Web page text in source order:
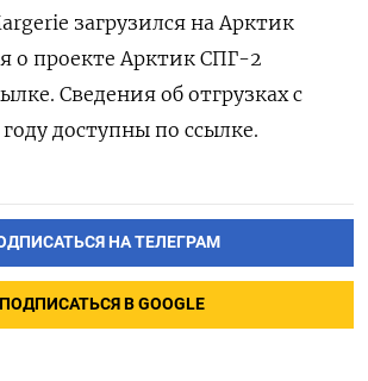
загрузился на Арктик
о проекте Арктик СПГ-2
Сведения об отгрузках с
доступны по ссылке.
НА ТЕЛЕГРАМ
ПОДПИСАТЬСЯ В GOOGLE